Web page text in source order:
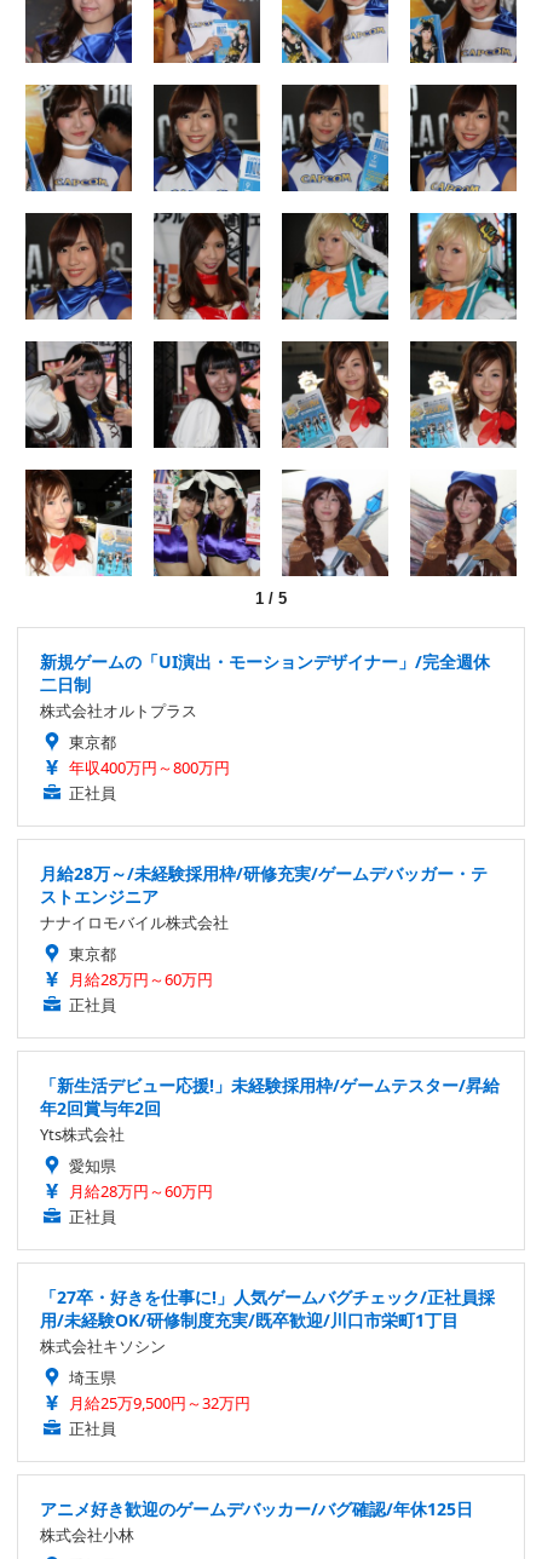
1 / 5
新規ゲームの「UI演出・モーションデザイナー」/完全週休
二日制
株式会社オルトプラス
東京都
年収400万円～800万円
正社員
月給28万～/未経験採用枠/研修充実/ゲームデバッガー・テ
ストエンジニア
ナナイロモバイル株式会社
東京都
月給28万円～60万円
正社員
「新生活デビュー応援!」未経験採用枠/ゲームテスター/昇給
年2回賞与年2回
Yts株式会社
愛知県
月給28万円～60万円
正社員
「27卒・好きを仕事に!」人気ゲームバグチェック/正社員採
用/未経験OK/研修制度充実/既卒歓迎/川口市栄町1丁目
株式会社キソシン
埼玉県
月給25万9,500円～32万円
正社員
アニメ好き歓迎のゲームデバッカー/バグ確認/年休125日
株式会社小林